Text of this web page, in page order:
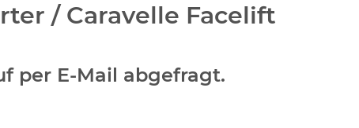
/ Caravelle Facelift
per E-Mail abgefragt.